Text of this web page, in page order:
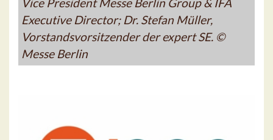
Executive Director; Dr. Stefan Müller,
Vorstandsvorsitzender der expert SE. ©
Messe Berlin